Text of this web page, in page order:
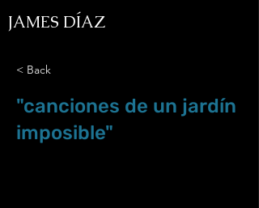
JAMES DÍAZ
< Back
"canciones de un jardín
imposible"